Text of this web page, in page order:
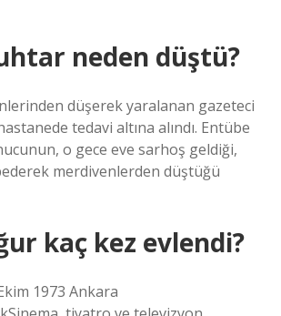
neden düştü?
düşerek yaralanan gazeteci
tedavi altına alındı. Entübe
o gece eve sarhoş geldiği,
merdivenlerden düştüğü
kaç kez evlendi?
1973 Ankara